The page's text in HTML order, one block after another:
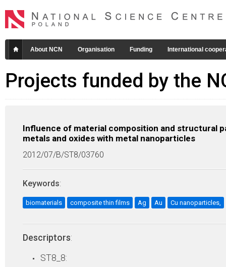
About NCN Organisation Funding International
Projects funded by the
Influence of material composition and structural
metals and oxides with metal nanoparticles
2012/07/B/ST8/03760
Keywords:
biomaterials composite thin films Ag Au Cu nanoparticles,
Descriptors:
ST8_8: